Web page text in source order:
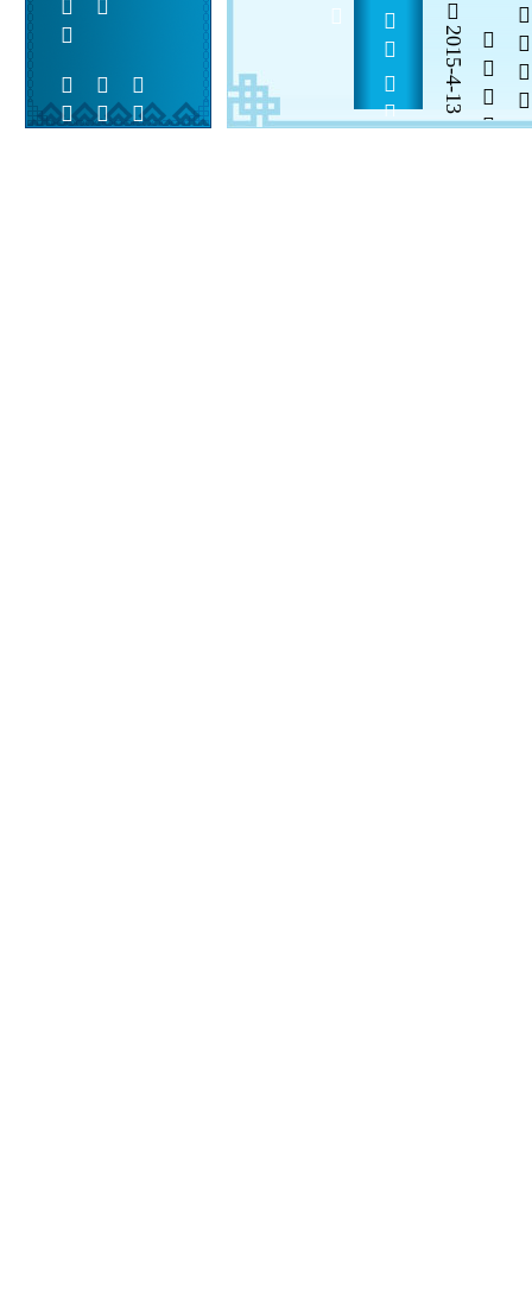
 
2015-4-13